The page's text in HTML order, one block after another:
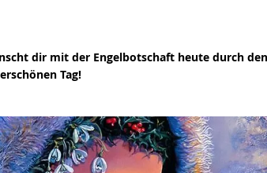
dir mit der Engelbotschaft heute durch
Tag!